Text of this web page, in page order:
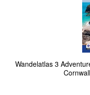
Wandelatlas 3